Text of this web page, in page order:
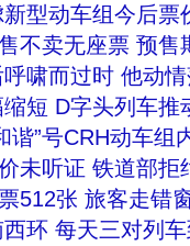
型动车组今后票
不卖无座票 预售
啸而过时 他动
短 D字头列车推
谐”号CRH动车组
未听证 铁道部拒
512张 旅客走错
环 每天三对列